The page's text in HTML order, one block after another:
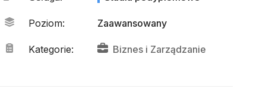
Poziom: Zaawansowany
Kategorie: Biznes i Zarządzanie